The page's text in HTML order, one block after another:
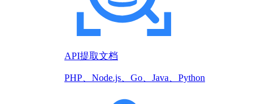
API提取文档
PHP、Node.js、Go、Java、Python